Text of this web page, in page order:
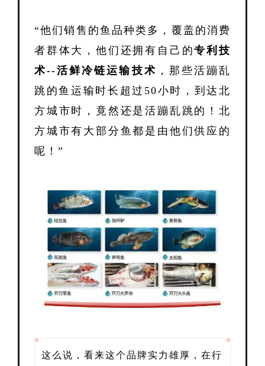
“他们销售的鱼品种类多，覆盖的消费
者群体大，他们还拥有自己的专利技
术--活鲜冷链运输技术 ，那些活蹦乱
跳的鱼运输时长超过50小时，到达北
方城市时，竟然还是活蹦乱跳的！北
方城市有大部分鱼都是由他们供应的
呢！”
这么说，看来这个品牌实力雄厚，在行